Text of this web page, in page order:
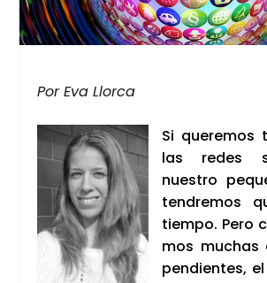
Por Eva Llor­ca
Si que­re­mos
las redes
nues­tro
ten­dre­mos
tiem­po. Pero
mos muchas
pen­dien­tes,